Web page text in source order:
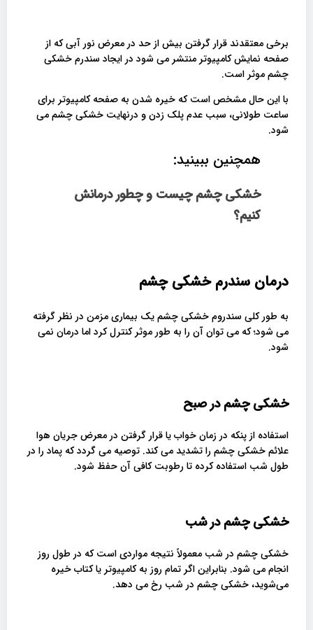
برخی معتقدند قرار گرفتن بیش از حد در معرض نور آبی که از
صفحه نمایش کامپیوتر منتشر می شود در ایجاد سندرم خشکی
چشم موثر است.
با این حال مشخص است که خیره شدن به صفحه‌ کامپیوتر برای
ساعت‌ طولانی، سبب عدم پلک زدن و درنهایت خشکی چشم می
شود.
همچنین ببینید:
خشکی چشم چیست و چطور درمانش
کنیم؟
درمان سندرم خشکی چشم
به طور کلی سندروم خشکی چشم یک بیماری مزمن در نظر گرفته
می شود؛ که می توان آن را به طور موثر کنترل کرد اما درمان نمی
شود.
خشکی چشم در صبح
استفاده از پنکه در زمان خواب یا قرار گرفتن در معرض جریان هوا
علائم خشکی چشم را تشدید می کند. توصیه می گردد که پماد را در
طول شب استفاده کرده تا رطوبت کافی آن حفظ شود.
خشکی چشم در شب
خشکی چشم در شب معمولاً نتیجه مواردی است که در طول روز
انجام می شود. بنابراین اگر تمام روز به کامپیوتر یا کتاب خیره
می‌شوید، خشکی چشم در شب رخ می دهد.